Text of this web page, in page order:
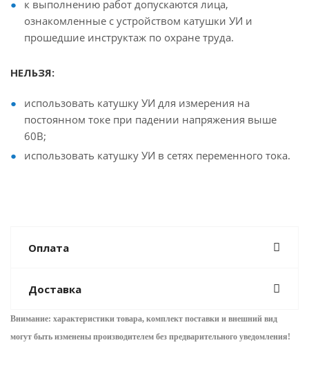
к выполнению работ допускаются лица,
ознакомленные с устройством катушки УИ и
прошедшие инструктаж по охране труда.
НЕЛЬЗЯ:
использовать катушку УИ для измерения на
постоянном токе при падении напряжения выше
60В;
использовать катушку УИ в сетях переменного тока.
Оплата
Доставка
Внимание: характеристики товара, комплект поставки и внешний вид
могут быть изменены производителем без предварительного уведомления!